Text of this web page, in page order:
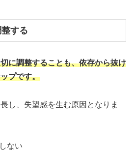
する
に調整することも、依存から抜け
プです。
し、失望感を生む原因となりま
ない